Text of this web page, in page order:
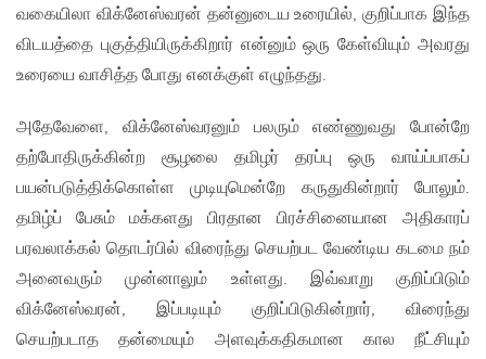
வகையிலா விக்னேஸ்வரன் தன்னுடைய உரையில், குறிப்பாக இந்த
விடயத்தை புகுத்தியிருக்கிறார் என்னும் ஒரு கேள்வியும் அவரது
உரையை வாசித்த போது எனக்குள் எழுந்தது.
அதேவேளை, விக்னேஸ்வரனும் பலரும் எண்ணுவது போன்றே
தற்போதிருக்கின்ற சூழலை தமிழர் தரப்பு ஒரு வாய்ப்பாகப்
பயன்படுத்திக்கொள்ள முடியுமென்றே கருதுகின்றார் போலும்.
தமிழ்ப் பேசும் மக்களது பிரதான பிரச்சினையான அதிகாரப்
பரவலாக்கல் தொடர்பில் விரைந்து செயற்பட வேண்டிய கடமை நம்
அனைவரும் முன்னாலும் உள்ளது. இவ்வாறு குறிப்பிடும்
விக்னேஸ்வரன், இப்படியும் குறிப்பிடுகின்றார், விரைந்து
செயற்படாத தன்மையும் அளவுக்கதிகமான கால நீட்சியும்